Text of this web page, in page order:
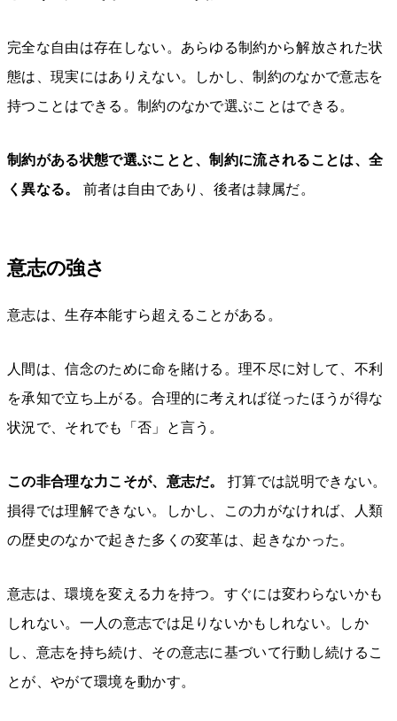
完全な自由は存在しない。あらゆる制約から解放された状
態は、現実にはありえない。しかし、制約のなかで意志を
持つことはできる。制約のなかで選ぶことはできる。
制約がある状態で選ぶことと、制約に流されることは、全
く異なる。
前者は自由であり、後者は隷属だ。
意志の強さ
意志は、生存本能すら超えることがある。
人間は、信念のために命を賭ける。理不尽に対して、不利
を承知で立ち上がる。合理的に考えれば従ったほうが得な
状況で、それでも「否」と言う。
この非合理な力こそが、意志だ。
打算では説明できない。
損得では理解できない。しかし、この力がなければ、人類
の歴史のなかで起きた多くの変革は、起きなかった。
意志は、環境を変える力を持つ。すぐには変わらないかも
しれない。一人の意志では足りないかもしれない。しか
し、意志を持ち続け、その意志に基づいて行動し続けるこ
とが、やがて環境を動かす。